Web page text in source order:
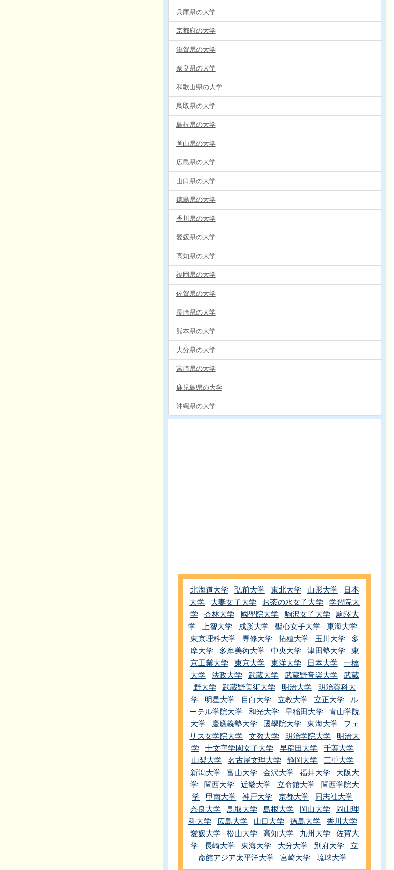
兵庫県の大学
京都府の大学
滋賀県の大学
奈良県の大学
和歌山県の大学
鳥取県の大学
島根県の大学
岡山県の大学
広島県の大学
山口県の大学
徳島県の大学
香川県の大学
愛媛県の大学
高知県の大学
福岡県の大学
佐賀県の大学
長崎県の大学
熊本県の大学
大分県の大学
宮崎県の大学
鹿児島県の大学
沖縄県の大学
北海道大学 弘前大学 東北大学 山形大学
日本
大学
大妻女子大学 お茶の水女子大学
学習院大
学
杏林大学 國學院大学 駒沢女子大学
駒澤大
学
上智大学 成蹊大学 聖心女子大学
東海大学
東京理科大学
専修大学 拓殖大学 玉川大学
多
摩大学
多摩美術大学 中央大学 津田塾大学
東
京工業大学
東京大学 東洋大学 日本大学
一橋
大学
法政大学 武蔵大学 武蔵野音楽大学
武蔵
野大学
武蔵野美術大学 明治大学
明治薬科大
学
明星大学 目白大学 立教大学 立正大学
ル
ーテル学院大学
和光大学 早稲田大学
青山学院
大学
慶應義塾大学 國學院大学 東海大学
フェ
リス女学院大学
文教大学 明治学院大学
明治大
学
十文字学園女子大学 早稲田大学
千葉大学
山梨大学
名古屋文理大学 静岡大学
三重大学
新潟大学
富山大学 金沢大学 福井大学
大阪大
学
関西大学 近畿大学 立命館大学
関西学院大
学
甲南大学 神戸大学 京都大学
同志社大学
奈良大学
鳥取大学 島根大学 岡山大学
岡山理
科大学
広島大学 山口大学 徳島大学
香川大学
愛媛大学
松山大学 高知大学 九州大学
佐賀大
学
長崎大学 東海大学 大分大学 別府大学
立
命館アジア太平洋大学
宮崎大学 琉球大学